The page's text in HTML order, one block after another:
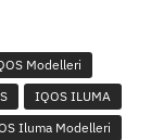
Modelleri
IQOS ILUMA
Iluma Modelleri